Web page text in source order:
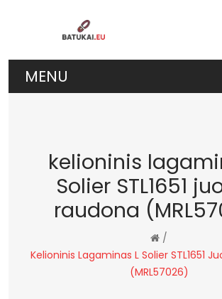
kelioninis
Solier STL1651
raudona
/
Kelioninis Lagaminas L Solier STL1651
(MRL57026)